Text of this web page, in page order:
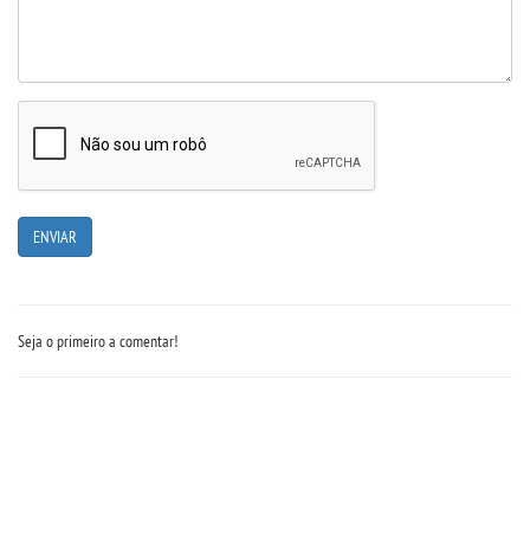
CONTATO
Seja o primeiro a comentar!